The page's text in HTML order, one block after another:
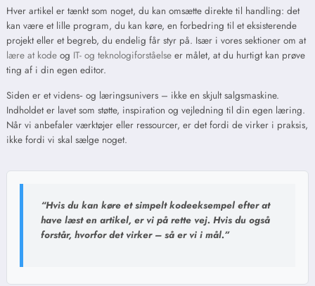
Hver artikel er tænkt som noget, du kan omsætte direkte til handling: det
kan være et lille program, du kan køre, en forbedring til et eksisterende
projekt eller et begreb, du endelig får styr på. Især i vores sektioner om at
lære at kode og IT- og teknologiforståelse er målet, at du hurtigt kan prøve
ting af i din egen editor.
Siden er et videns‑ og læringsunivers – ikke en skjult salgsmaskine.
Indholdet er lavet som støtte, inspiration og vejledning til din egen læring.
Når vi anbefaler værktøjer eller ressourcer, er det fordi de virker i praksis,
ikke fordi vi skal sælge noget.
“Hvis du kan køre et simpelt kodeeksempel efter at
have læst en artikel, er vi på rette vej. Hvis du også
forstår, hvorfor det virker – så er vi i mål.”